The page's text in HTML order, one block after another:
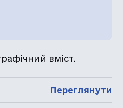
вміст.
Переглянути